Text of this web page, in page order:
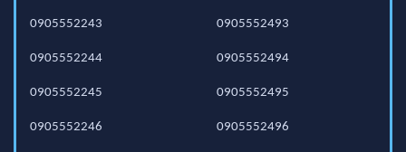
0905552243
0905552244
0905552245
0905552246
0905552493
0905552494
0905552495
0905552496